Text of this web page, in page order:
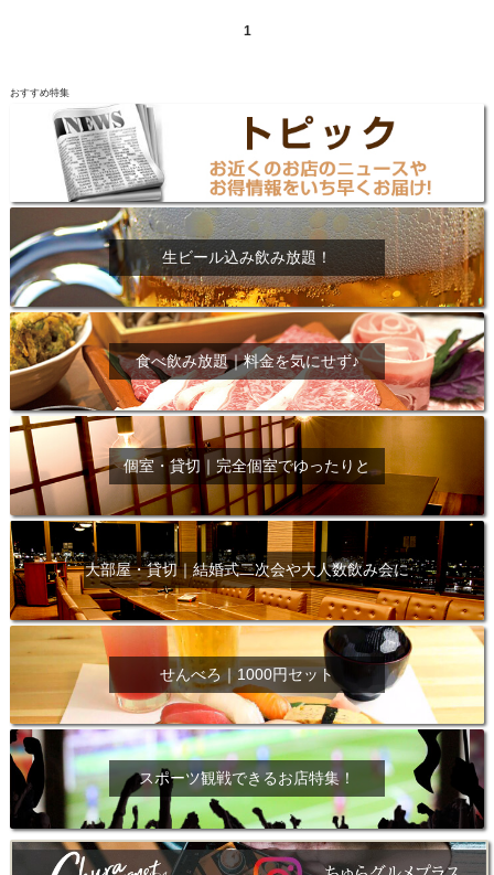
1
おすすめ特集
生ビール込み飲み放題！
食べ飲み放題｜料金を気にせず♪
個室・貸切｜完全個室でゆったりと
大部屋・貸切｜結婚式二次会や大人数飲み会に
せんべろ｜1000円セット
スポーツ観戦できるお店特集！